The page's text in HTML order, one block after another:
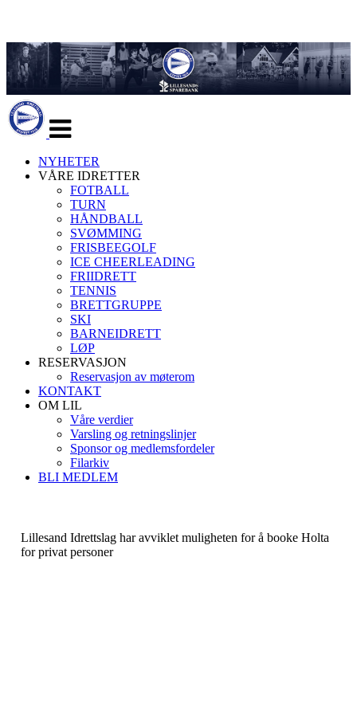
navigasjon
NYHETER
VÅRE IDRETTER
FOTBALL
TURN
HÅNDBALL
SVØMMING
FRISBEEGOLF
ICE CHEERLEADING
FRIIDRETT
TENNIS
BRETTGRUPPE
SKI
BARNEIDRETT
LØP
RESERVASJON
Reservasjon av møterom
KONTAKT
OM LIL
Våre verdier
Varsling og retningslinjer
Sponsor og medlemsfordeler
Filarkiv
BLI MEDLEM
Lillesand Idrettslag har avviklet muligheten for å booke Holta
for privat personer